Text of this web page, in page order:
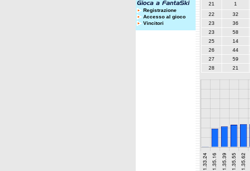
Registrazione
Accesso al gioco
Vincitori
21
1
22
32
23
36
23
58
25
14
26
44
27
59
28
21